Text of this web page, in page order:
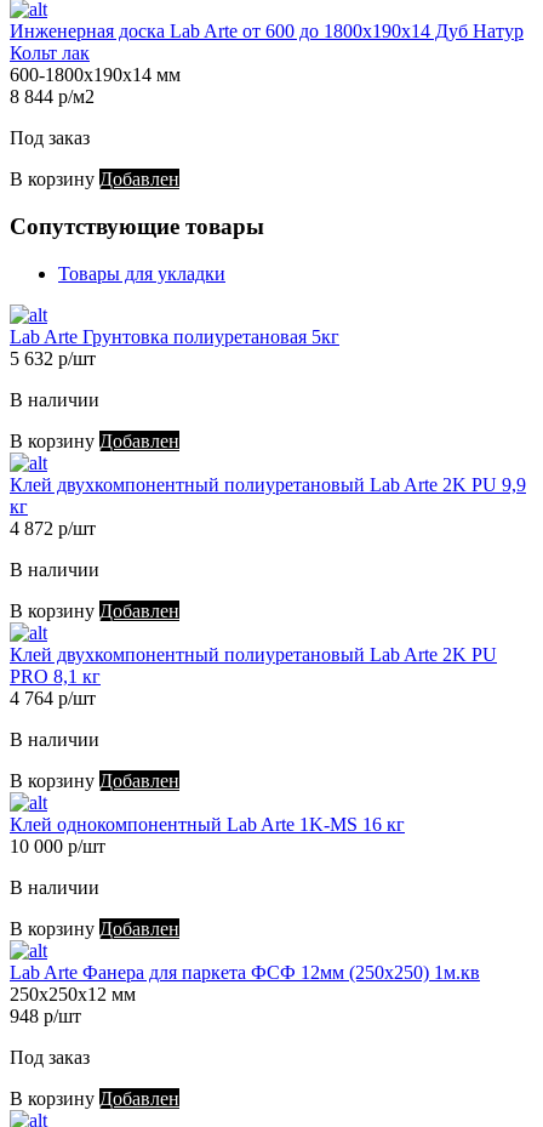
Инженерная доска Lab Arte от 600 до 1800х190х14 Дуб Натур
Кольт лак
600-1800х190х14 мм
8 844 р/м2
Под заказ
В корзину Добавлен
Сопутствующие товары
Товары для укладки
Lab Arte Грунтовка полиуретановая 5кг
5 632 р/шт
В наличии
В корзину Добавлен
Клей двухкомпонентный полиуретановый Lab Arte 2K PU 9,9
кг
4 872 р/шт
В наличии
В корзину Добавлен
Клей двухкомпонентный полиуретановый Lab Arte 2K PU
PRO 8,1 кг
4 764 р/шт
В наличии
В корзину Добавлен
Клей однокомпонентный Lab Arte 1K-MS 16 кг
10 000 р/шт
В наличии
В корзину Добавлен
Lab Arte Фанера для паркета ФСФ 12мм (250х250) 1м.кв
250х250х12 мм
948 р/шт
Под заказ
В корзину Добавлен